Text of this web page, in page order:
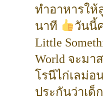
ทำอาหารให้
นาที
วันนี้
Little
World จะมา
โรนีไก่เลม่อ
ประกันว่าเด็